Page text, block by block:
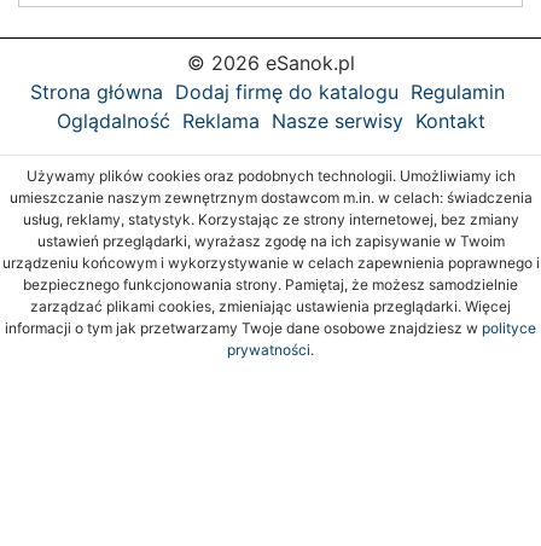
© 2026 eSanok.pl
Strona główna Dodaj firmę do katalogu Regulamin
Oglądalność Reklama Nasze serwisy Kontakt
Używamy plików cookies oraz podobnych technologii. Umożliwiamy ich
umieszczanie naszym zewnętrznym dostawcom m.in. w celach: świadczenia
usług, reklamy, statystyk. Korzystając ze strony internetowej, bez zmiany
ustawień przeglądarki, wyrażasz zgodę na ich zapisywanie w Twoim
urządzeniu końcowym i wykorzystywanie w celach zapewnienia poprawnego i
bezpiecznego funkcjonowania strony. Pamiętaj, że możesz samodzielnie
zarządzać plikami cookies, zmieniając ustawienia przeglądarki. Więcej
informacji o tym jak przetwarzamy Twoje dane osobowe znajdziesz w polityce
prywatności.